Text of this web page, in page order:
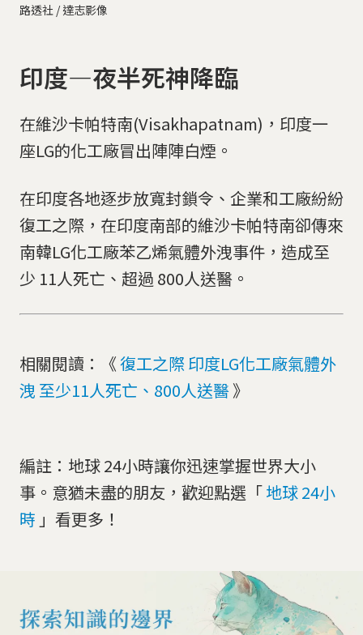
路透社 / 達志影像
印度—夜半死神降臨
在維沙卡帕特南(Visakhapatnam)，印度一
座LG的化工廠冒出陣陣白煙。
在印度各地逐步放寬封鎖令、企業和工廠紛紛
復工之際，在印度南部的維沙卡帕特南卻傳來
南韓LG化工廠苯乙烯氣體外洩事件，造成至
少 11人死亡、超過 800人送醫。
相關閱讀：《復工之際 印度LG化工廠氣體外
洩 至少11人死亡、800人送醫》
編註：地球 24小時讓你迅速掌握世界大小
事。意猶未盡的朋友，歡迎點選「地球 24小
時 」看更多！